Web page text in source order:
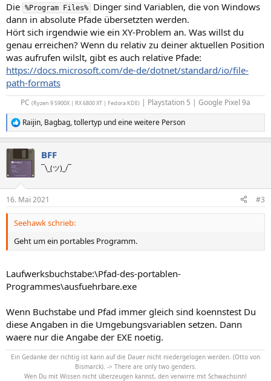
Die %Program Files%
Dinger sind Variablen, die von Windows
dann in absolute Pfade übersetzten werden.
Hört sich irgendwie wie ein XY-Problem an. Was willst du
genau erreichen? Wenn du relativ zu deiner aktuellen Position
was aufrufen wilslt, gibt es auch relative Pfade:
https://docs.microsoft.com/de-de/dotnet/standard/io/file-
path-formats
PC (Ryzen 9 5900X | RX 6800 XT | Fedora KDE) | Playstation 5 | Google Pixel 9a​
R
e
t
e
n
Raijin, Bagbag,tollertyp und eine weitere Person
BFF
¯\_(ツ)_/¯
16. Mai 2021 #3
Seehawk schrieb:
Geht um ein portables Programm.
Laufwerksbuchstabe:\Pfad-des-portablen-
Programmes\ausfuehrbare.exe
Wenn Buchstabe und Pfad immer gleich sind koennstest Du
diese Angaben in die Umgebungsvariablen setzen. Dann
waere nur die Angabe der EXE noetig.
Ein Gedanke der richtig ist kann auf die Dauer nicht niedergelogen werden. (Otto von
Bismarck). -> There are only two genders.
Wen Du mit Wissen nicht überzeugen kannst, den verwirre mit Schwachsinn!